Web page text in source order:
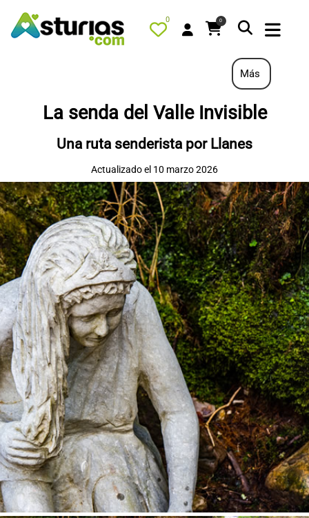
0 0
QUÉ HACER
ALOJAMIENTOS
RESTAURANTES
TURISMO ACTIVO
TIENDA
AGENDA
OFERTAS
CONTACTO
Más
La senda del Valle Invisible
Una ruta senderista por Llanes
Actualizado el 10 marzo 2026